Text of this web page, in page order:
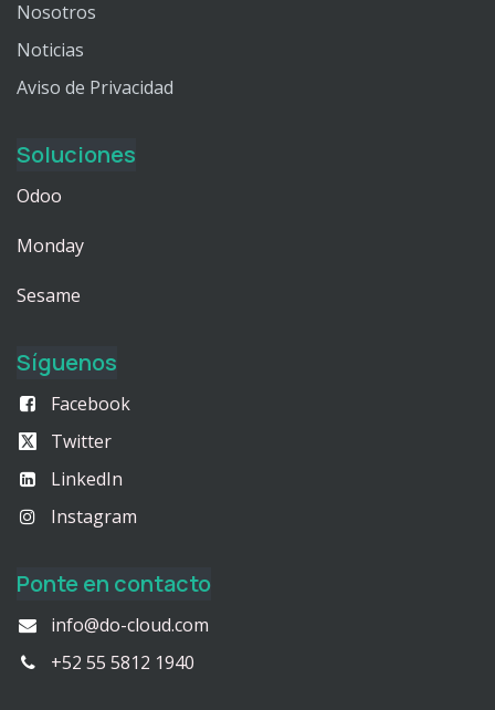
Nosotros
Noticias
Aviso de Privacidad
Soluciones
Odoo
Monday
Sesame
Síguenos
Facebook
Twitter
LinkedIn
Instagram
Ponte en contacto
info@do-cloud.com
+52 55 5812 1940